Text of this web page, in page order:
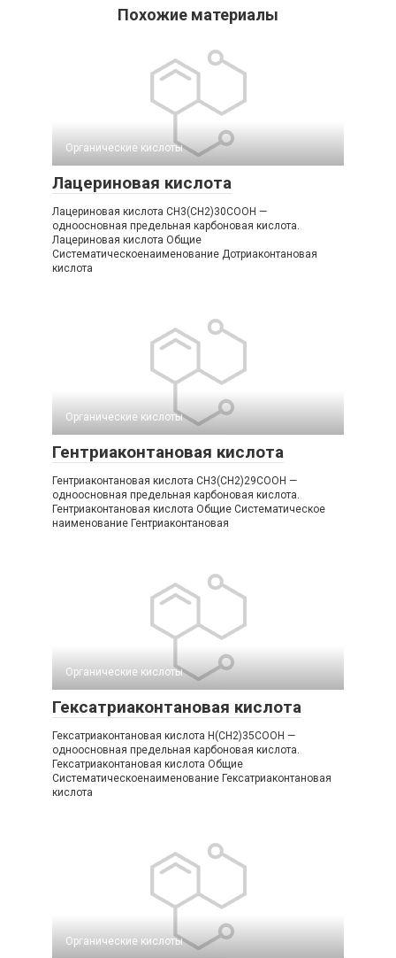
Похожие материалы
Органические кислоты‎
Лацериновая кислота
Лацериновая кислота CH3(CH2)30COOH —
одноосновная предельная карбоновая кислота.
Лацериновая кислота Общие
Систематическоенаименование Дотриаконтановая
кислота
Органические кислоты‎
Гентриаконтановая кислота
Гентриаконтановая кислота CH3(CH2)29COOH —
одноосновная предельная карбоновая кислота.
Гентриаконтановая кислота Общие Систематическое
наименование Гентриаконтановая
Органические кислоты‎
Гексатриаконтановая кислота
Гексатриаконтановая кислота H(CH2)35COOH —
одноосновная предельная карбоновая кислота.
Гексатриаконтановая кислота Общие
Систематическоенаименование Гексатриаконтановая
кислота
Органические кислоты‎